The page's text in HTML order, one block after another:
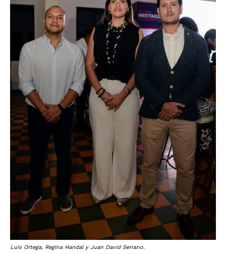
Luis Ortega, Regina Handal y Juan David Serrano.